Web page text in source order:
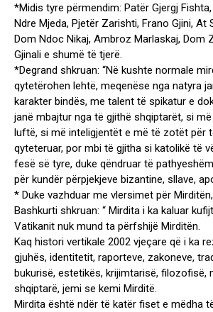
*Midis tyre përmendim: Patër Gjergj
Ndre Mjeda, Pjetër Zarishti, Frano Gjini, At
Dom Ndoc Nikaj, Ambroz Marlaskaj, Dom
Gjinali e shumë të tjerë.
*Degrand shkruan: “Në kushte normale
qytetërohen lehtë, meqenëse nga natyra
karakter bindës, me talent të spikatur e
janë mbajtur nga të gjithë shqiptarët, si
luftë, si më inteligjentët e më të zotët për
qyteteruar, por mbi të gjitha si katolikë të
fesë së tyre, duke qëndruar të
për kundër përpjekjeve bizantine, sllave,
* Duke vazhduar me vlersimet për
Bashkurti shkruan: “ Mirdita i ka kaluar
Vatikanit nuk mund ta përfshijë Mirditën.
Kaq histori vertikale 2002 vjeçare që i ka
gjuhës, identitetit, raporteve, zakoneve,
bukurisë, estetikës, krijimtarisë, filozofisë,
shqiptarë, jemi se kemi Mirditë.
Mirdita është ndër të katër fiset e mëdha